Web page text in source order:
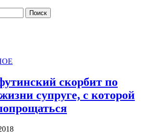
скорбит по
супруге, с которой